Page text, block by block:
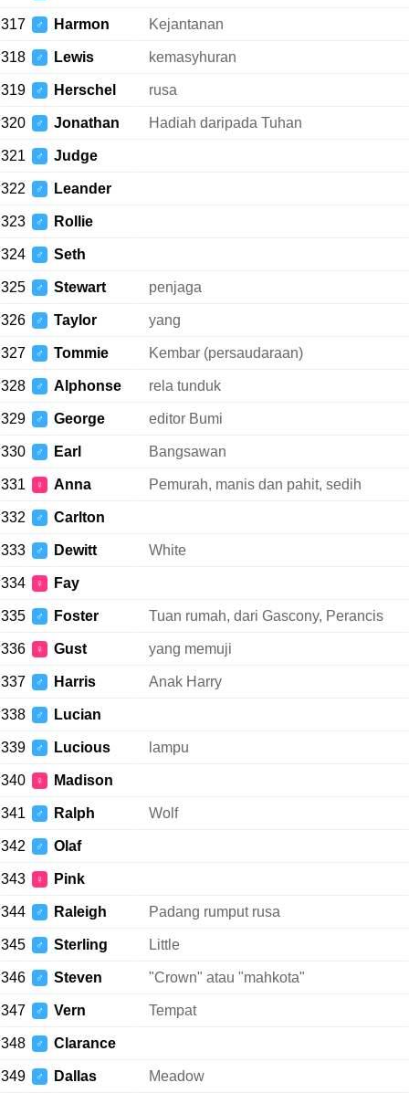
317 ♂ Harmon Kejantanan
318 ♂ Lewis kemasyhuran
319 ♂ Herschel rusa
320 ♂ Jonathan Hadiah daripada Tuhan
321 ♂ Judge
322 ♂ Leander
323 ♂ Rollie
324 ♂ Seth
325 ♂ Stewart penjaga
326 ♂ Taylor yang
327 ♂ Tommie Kembar (persaudaraan)
328 ♂ Alphonse rela tunduk
329 ♂ George editor Bumi
330 ♂ Earl Bangsawan
331 ♀ Anna Pemurah, manis dan pahit, sedih
332 ♂ Carlton
333 ♂ Dewitt White
334 ♀ Fay
335 ♂ Foster Tuan rumah, dari Gascony, Perancis
336 ♀ Gust yang memuji
337 ♂ Harris Anak Harry
338 ♂ Lucian
339 ♂ Lucious lampu
340 ♀ Madison
341 ♂ Ralph Wolf
342 ♂ Olaf
343 ♀ Pink
344 ♂ Raleigh Padang rumput rusa
345 ♂ Sterling Little
346 ♂ Steven "Crown" atau "mahkota"
347 ♂ Vern Tempat
348 ♂ Clarance
349 ♂ Dallas Meadow